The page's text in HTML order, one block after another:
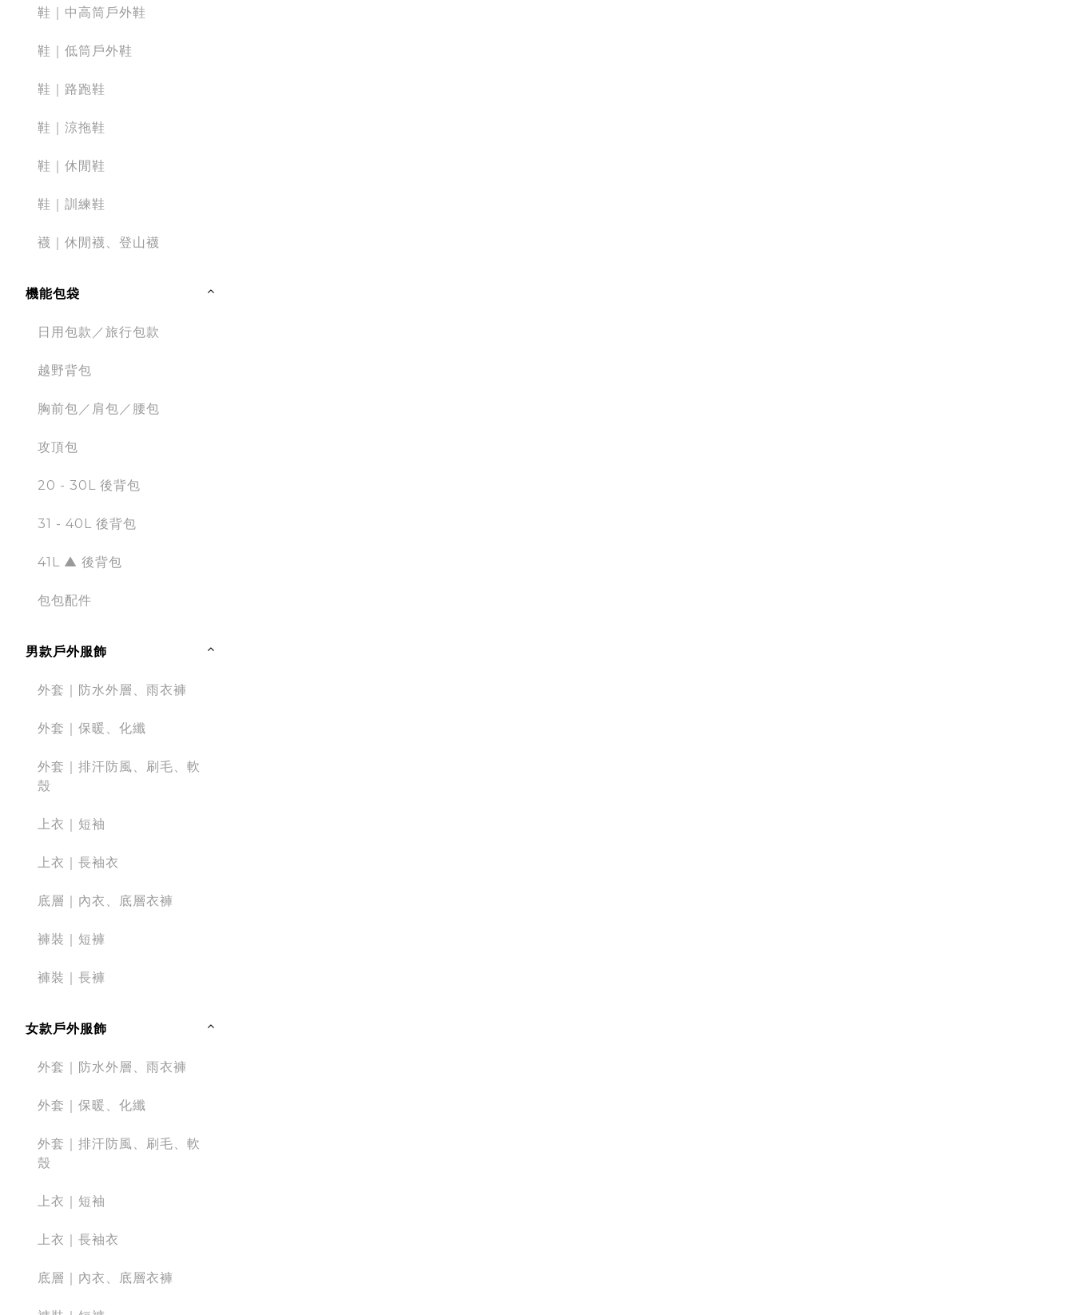
鞋｜中高筒戶外鞋
鞋｜低筒戶外鞋
鞋｜路跑鞋
鞋｜涼拖鞋
鞋｜休閒鞋
鞋｜訓練鞋
襪｜休閒襪、登山襪
機能包袋
日用包款／旅行包款
越野背包
胸前包／肩包／腰包
攻頂包
20 - 30L 後背包
31 - 40L 後背包
41L ▲ 後背包
包包配件
男款戶外服飾
外套｜防水外層、雨衣褲
外套｜保暖、化纖
外套｜排汗防風、刷毛、軟
殼
上衣｜短袖
上衣｜長袖衣
底層｜內衣、底層衣褲
褲裝｜短褲
褲裝｜長褲
女款戶外服飾
外套｜防水外層、雨衣褲
外套｜保暖、化纖
外套｜排汗防風、刷毛、軟
殼
上衣｜短袖
上衣｜長袖衣
底層｜內衣、底層衣褲